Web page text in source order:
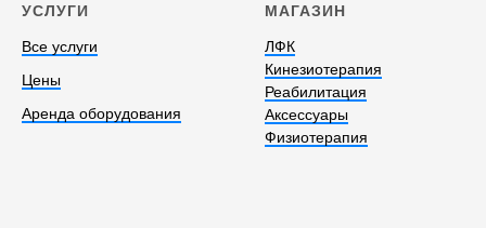
УСЛУГИ
Все услуги
Цены
Аренда оборудования
МАГАЗИН
ЛФК
Кинезиотерапия
Реабилитация
Аксессуары
Физиотерапия